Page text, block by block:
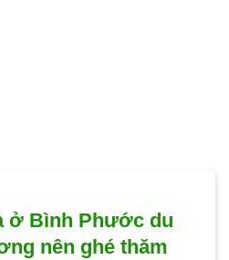
ở Bình Phước du
nên ghé thăm